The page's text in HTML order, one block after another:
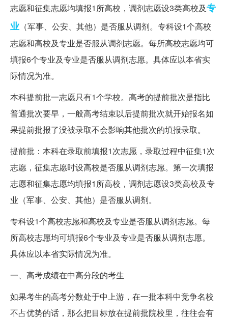
志愿和征集志愿均填报1所高校，调剂志愿设3类高校及专
业 （军事、公安、其他）是否服从调剂。专科设1个高校
志愿和高校及专业是否服从调剂志愿。每所高校志愿均可
填报6个专业及专业是否服从调剂志愿。具体应以本省实
际情况为准。
本科提前批一志愿只有1个学校。高考的提前批次是指比
普通批次要早，一般高考结束以后提前批次就开始报名如
果提前批报了没被录取不会影响其他批次的填报录取。
提前批：本科在录取前填报1次志愿，录取过程中征集1次
志愿，征集志愿时设高校是否服从调剂志愿。第一次填报
志愿和征集志愿均填报1所高校，调剂志愿设3类高校及专
业（军事、公安、其他）是否服从调剂。
专科设1个高校志愿和高校及专业是否服从调剂志愿。每
所高校志愿均可填报6个专业及专业是否服从调剂志愿。
具体应以本省实际情况为准。
一、高考成绩在中高分段的考生
如果考生的高考分数处于中上游，在一批本科中竞争名校
不占优势的话，那么把目标放在提前批院校里，往往会有